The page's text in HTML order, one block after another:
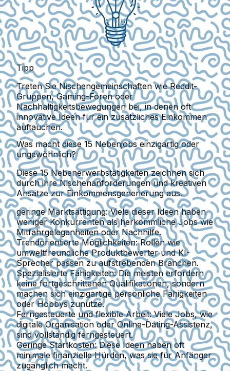
Tipp
Treten Sie Nischengemeinschaften wie Reddit-
Gruppen, Gaming-Foren oder
Nachhaltigkeitsbewegungen bei, in denen oft
innovative Ideen für ein zusätzliches Einkommen
auftauchen.
Was macht diese 15 Nebenjobs einzigartig oder
ungewöhnlich?
Diese 15 Nebenerwerbstätigkeiten zeichnen sich
durch ihreNischenanforderungen und kreativen
Ansätze zur Einkommensgenerierungaus.
geringe Marktsättigung:Viele dieser Ideen haben
weniger Konkurrenten als herkömmliche Jobs wie
Mitfahrgelegenheiten oder Nachhilfe.
Trendorientierte Möglichkeiten:Rollen wie
umweltfreundliche Produktbewerter und KI-
Sprecher passen zu aufstrebenden Branchen.
Spezialisierte Fähigkeiten:Die meisten erfordern
keine fortgeschrittenen Qualifikationen, sondern
machen sich einzigartige persönliche Fähigkeiten
oder Hobbys zunutze.
Ferngesteuerte und flexible Arbeit:Viele Jobs, wie
digitale Organisation oder Online-Dating-Assistenz,
sind vollständig ferngesteuert.
Geringe Startkosten:Diese Ideen haben oft
minimale finanzielle Hürden, was sie für Anfänger
zugänglich macht.